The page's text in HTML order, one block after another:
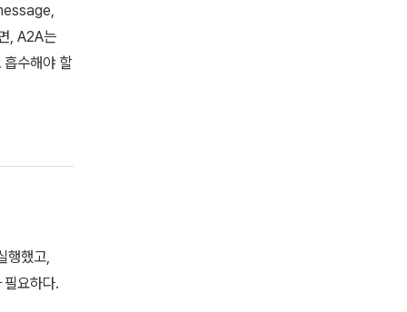
, A2A는
흡수해야 할
행했고,
요하다.